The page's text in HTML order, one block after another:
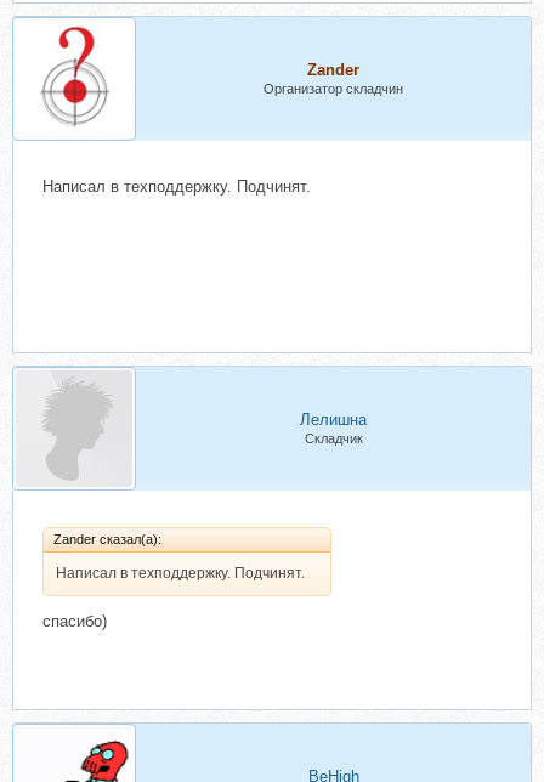
Zander
Организатор складчин
Написал в техподдержку. Подчинят.
Лелишна
Складчик
Zander сказал(а):
Написал в техподдержку. Подчинят.
спасибо)
BeHigh